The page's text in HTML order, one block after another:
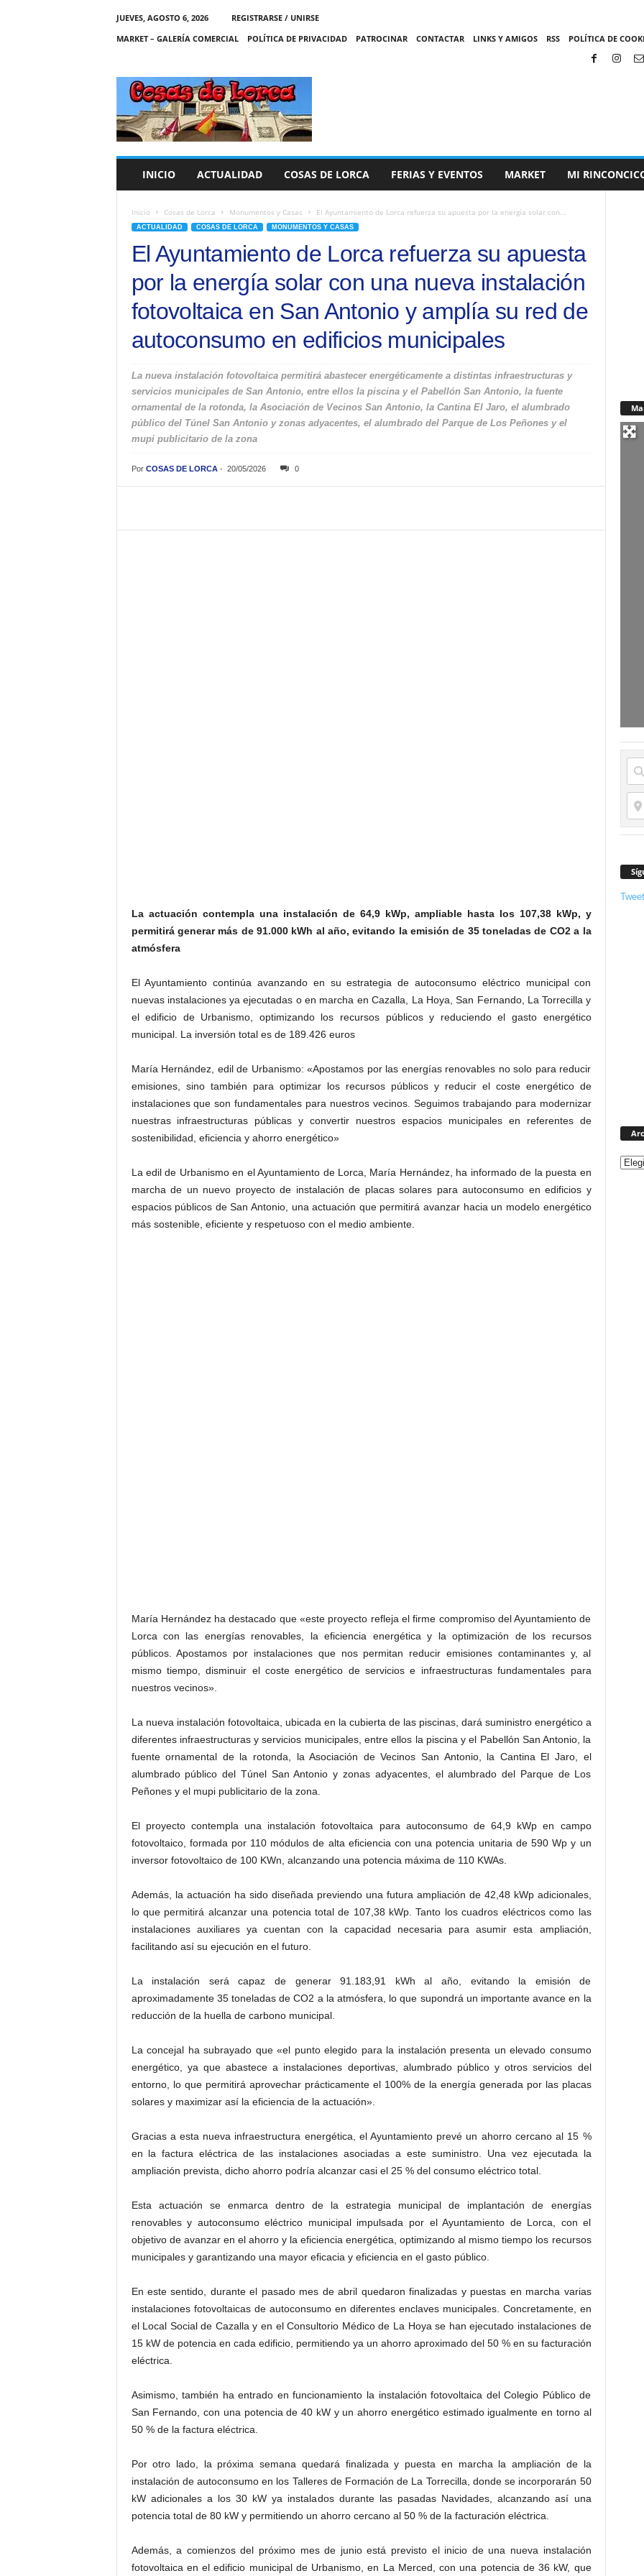
JUEVES, AGOSTO 6, 2026
REGISTRARSE / UNIRSE
MARKET – GALERÍA COMERCIAL
POLÍTICA DE PRIVACIDAD PATROCINAR CONTACTAR LINKS Y AMIGOS RSS POLÍTICA DE
C
A
S
INICIO ACTUALIDAD COSAS DE LORCA FERIAS Y EVENTOS MARKET MI
Inicio Cosas de Lorca Monumentos y Casas El Ayuntamiento de Lorca refuerza su apuesta por la energía solar con...
ACTUALIDAD COSAS DE LORCA MONUMENTOS Y CASAS
El Ayuntamiento de Lorca refuerza su apuesta
por la energía solar con una nueva instalación
fotovoltaica en San Antonio y amplía su red de
autoconsumo en edificios municipales
La nueva instalación fotovoltaica permitirá abastecer energéticamente a distintas infraestructuras y
servicios municipales de San Antonio, entre ellos la piscina y el Pabellón San Antonio, la fuente
ornamental de la rotonda, la Asociación de Vecinos San Antonio, la Cantina El Jaro, el alumbrado
público del Túnel San Antonio y zonas adyacentes, el alumbrado del Parque de Los Peñones y el
mupi publicitario de la zona
Por COSAS DE LORCA- 20/05/2026 0
La actuación contempla una instalación de 64,9 kWp, ampliable hasta los 107,38 kWp, y
permitirá generar más de 91.000 kWh al año, evitando la emisión de 35 toneladas de CO2 a la
atmósfera
El Ayuntamiento continúa avanzando en su estrategia de autoconsumo eléctrico municipal con
nuevas instalaciones ya ejecutadas o en marcha en Cazalla, La Hoya, San Fernando, La Torrecilla y
el edificio de Urbanismo, optimizando los recursos públicos y reduciendo el gasto energético
municipal. La inversión total es de 189.426 euros
María Hernández, edil de Urbanismo: «Apostamos por las energías renovables no solo para reducir
emisiones, sino también para optimizar los recursos públicos y reducir el coste energético de
instalaciones que son fundamentales para nuestros vecinos. Seguimos trabajando para modernizar
nuestras infraestructuras públicas y convertir nuestros espacios municipales en referentes de
sostenibilidad, eficiencia y ahorro energético»
La edil de Urbanismo en el Ayuntamiento de Lorca, María Hernández, ha informado de la puesta en
marcha de un nuevo proyecto de instalación de placas solares para autoconsumo en edificios y
espacios públicos de San Antonio, una actuación que permitirá avanzar hacia un modelo energético
más sostenible, eficiente y respetuoso con el medio ambiente.
María Hernández ha destacado que «este proyecto refleja el firme compromiso del Ayuntamiento de
Lorca con las energías renovables, la eficiencia energética y la optimización de los recursos
públicos. Apostamos por instalaciones que nos permitan reducir emisiones contaminantes y, al
mismo tiempo, disminuir el coste energético de servicios e infraestructuras fundamentales para
nuestros vecinos».
La nueva instalación fotovoltaica, ubicada en la cubierta de las piscinas, dará suministro energético a
diferentes infraestructuras y servicios municipales, entre ellos la piscina y el Pabellón San Antonio, la
fuente ornamental de la rotonda, la Asociación de Vecinos San Antonio, la Cantina El Jaro, el
alumbrado público del Túnel San Antonio y zonas adyacentes, el alumbrado del Parque de Los
Peñones y el mupi publicitario de la zona.
El proyecto contempla una instalación fotovoltaica para autoconsumo de 64,9 kWp en campo
fotovoltaico, formada por 110 módulos de alta eficiencia con una potencia unitaria de 590 Wp y un
inversor fotovoltaico de 100 KWn, alcanzando una potencia máxima de 110 KWAs.
Además, la actuación ha sido diseñada previendo una futura ampliación de 42,48 kWp adicionales,
lo que permitirá alcanzar una potencia total de 107,38 kWp. Tanto los cuadros eléctricos como las
instalaciones auxiliares ya cuentan con la capacidad necesaria para asumir esta ampliación,
facilitando así su ejecución en el futuro.
La instalación será capaz de generar 91.183,91 kWh al año, evitando la emisión de
aproximadamente 35 toneladas de CO2 a la atmósfera, lo que supondrá un importante avance en la
reducción de la huella de carbono municipal.
La concejal ha subrayado que «el punto elegido para la instalación presenta un elevado consumo
energético, ya que abastece a instalaciones deportivas, alumbrado público y otros servicios del
entorno, lo que permitirá aprovechar prácticamente el 100% de la energía generada por las placas
solares y maximizar así la eficiencia de la actuación».
Gracias a esta nueva infraestructura energética, el Ayuntamiento prevé un ahorro cercano al 15 %
en la factura eléctrica de las instalaciones asociadas a este suministro. Una vez ejecutada la
ampliación prevista, dicho ahorro podría alcanzar casi el 25 % del consumo eléctrico total.
Esta actuación se enmarca dentro de la estrategia municipal de implantación de energías
renovables y autoconsumo eléctrico municipal impulsada por el Ayuntamiento de Lorca, con el
objetivo de avanzar en el ahorro y la eficiencia energética, optimizando al mismo tiempo los recursos
municipales y garantizando una mayor eficacia y eficiencia en el gasto público.
En este sentido, durante el pasado mes de abril quedaron finalizadas y puestas en marcha varias
instalaciones fotovoltaicas de autoconsumo en diferentes enclaves municipales. Concretamente, en
el Local Social de Cazalla y en el Consultorio Médico de La Hoya se han ejecutado instalaciones de
15 kW de potencia en cada edificio, permitiendo ya un ahorro aproximado del 50 % en su facturación
eléctrica.
Asimismo, también ha entrado en funcionamiento la instalación fotovoltaica del Colegio Público de
San Fernando, con una potencia de 40 kW y un ahorro energético estimado igualmente en torno al
50 % de la factura eléctrica.
Por otro lado, la próxima semana quedará finalizada y puesta en marcha la ampliación de la
instalación de autoconsumo en los Talleres de Formación de La Torrecilla, donde se incorporarán 50
kW adicionales a los 30 kW ya instalados durante las pasadas Navidades, alcanzando así una
potencia total de 80 kW y permitiendo un ahorro cercano al 50 % de la facturación eléctrica.
Además, a comienzos del próximo mes de junio está previsto el inicio de una nueva instalación
fotovoltaica en el edificio municipal de Urbanismo, en La Merced, con una potencia de 36 kW, que